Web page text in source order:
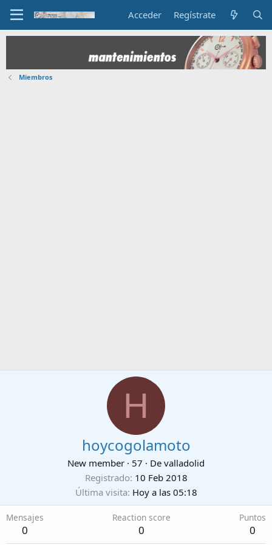
Acceder Regístrate
Miembros
H
hoycogolamoto
New member · 57 · De valladolid
Registrado 10 Feb 2018
Última visita Hoy a las 05:18
Mensajes
0
Reaction score
0
Puntos
0